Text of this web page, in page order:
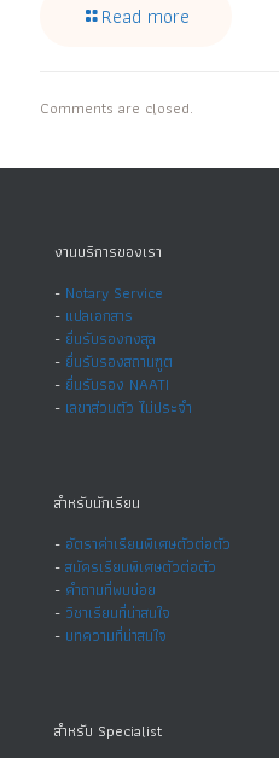
Read more
Comments are closed.
งานบริการของเรา
- Notary Service
- แปลเอกสาร
- ยื่นรับรองกงสุล
- ยื่นรับรองสถานฑูต
- ยื่นรับรอง NAATI
- เลขาส่วนตัว ไม่ประจำ
สำหรับนักเรียน
- อัตราค่าเรียนพิเศษตัวต่อตัว
-สมัครเรียนพิเศษตัวต่อตัว
- คำถามที่พบบ่อย
- วิชาเรียนที่น่าสนใจ
- บทความที่น่าสนใจ
สำหรับ Specialist